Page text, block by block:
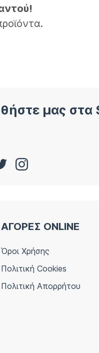
μας στα
ΑΓΟΡΕΣ ONLINE
Όροι Χρήσης
Πολιτική Cookies
Πολιτική Απορρήτου